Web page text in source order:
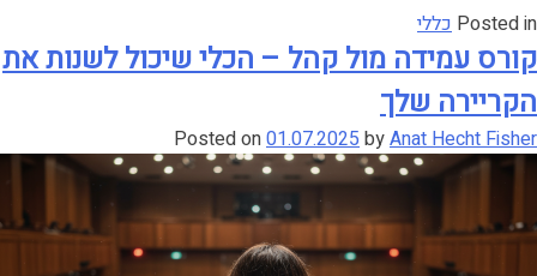
Posted in כללי
קורס עמידה מול קהל – הכלי שיכול לשנות את
הקריירה שלך
Posted on01.07.2025byAnat Hecht Fisher